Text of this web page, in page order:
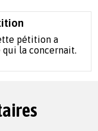
pétition a
qui la concernait.